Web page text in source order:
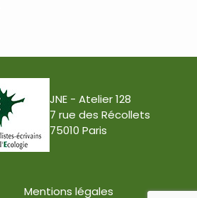
JNE - Atelier 128
7 rue des Récollets
75010 Paris
Mentions légales